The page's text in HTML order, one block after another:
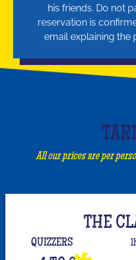
his friends. Do not
reservation is
email explaining
All our prices are per
THE
QUIZZERS